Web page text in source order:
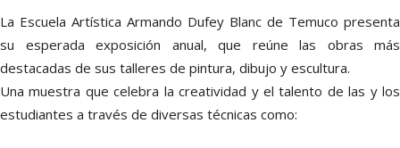
La Escuela Artística Armando Dufey Blanc de Temuco presenta
su esperada exposición anual, que reúne las obras más
destacadas de sus talleres de pintura, dibujo y escultura.
Una muestra que celebra la creatividad y el talento de las y los
estudiantes a través de diversas técnicas como: